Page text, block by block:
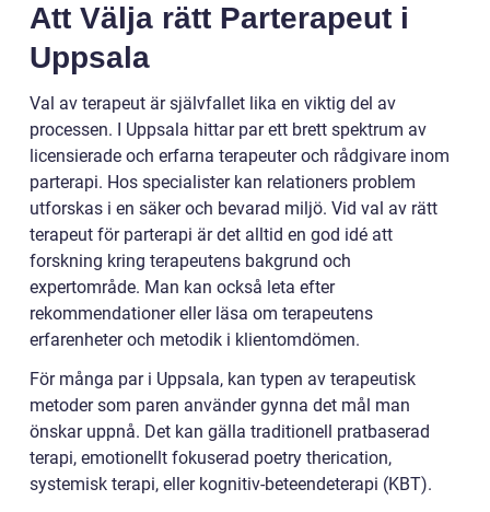
Att Välja rätt Parterapeut i
Uppsala
Val av terapeut är självfallet lika en viktig del av
processen. I Uppsala hittar par ett brett spektrum av
licensierade och erfarna terapeuter och rådgivare inom
parterapi. Hos specialister kan relationers problem
utforskas i en säker och bevarad miljö. Vid val av rätt
terapeut för parterapi är det alltid en god idé att
forskning kring terapeutens bakgrund och
expertområde. Man kan också leta efter
rekommendationer eller läsa om terapeutens
erfarenheter och metodik i klientomdömen.
För många par i Uppsala, kan typen av terapeutisk
metoder som paren använder gynna det mål man
önskar uppnå. Det kan gälla traditionell pratbaserad
terapi, emotionellt fokuserad poetry therication,
systemisk terapi, eller kognitiv-beteendeterapi (KBT).